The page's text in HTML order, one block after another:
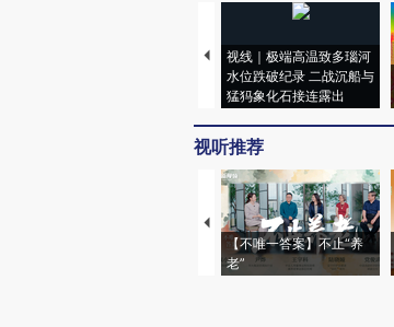
视线｜极端高温致多瑙河
水位跌破纪录 二战沉船与
猛犸象化石接连露出
视听推荐
【不唯一答案】不止“养
老”